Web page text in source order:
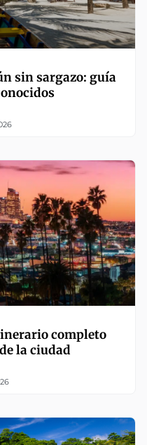
sin sargazo: guía
completo
la ciudad